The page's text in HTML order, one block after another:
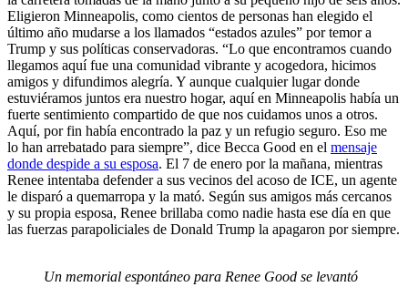
Eligieron Minneapolis, como cientos de personas han elegido el
último año mudarse a los llamados “estados azules” por temor a
Trump y sus políticas conservadoras. “Lo que encontramos cuando
llegamos aquí fue una comunidad vibrante y acogedora, hicimos
amigos y difundimos alegría. Y aunque cualquier lugar donde
estuviéramos juntos era nuestro hogar, aquí en Minneapolis había un
fuerte sentimiento compartido de que nos cuidamos unos a otros.
Aquí, por fin había encontrado la paz y un refugio seguro. Eso me
lo han arrebatado para siempre”, dice Becca Good en el mensaje
donde despide a su esposa. El 7 de enero por la mañana, mientras
Renee intentaba defender a sus vecinos del acoso de ICE, un agente
le disparó a quemarropa y la mató. Según sus amigos más cercanos
y su propia esposa, Renee brillaba como nadie hasta ese día en que
las fuerzas parapoliciales de Donald Trump la apagaron por siempre.
Un memorial espontáneo para Renee Good se levantó